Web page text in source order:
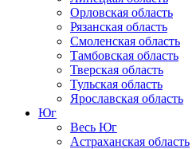
Орловская область
Рязанская область
Смоленская область
Тамбовская область
Тверская область
Тульская область
Ярославская область
Юг
Весь Юг
Астраханская область